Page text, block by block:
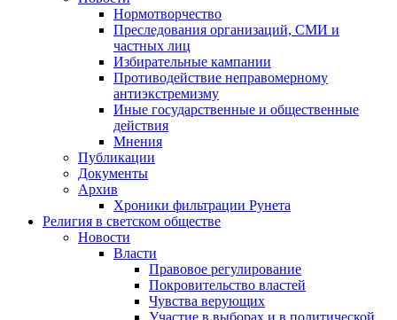
Нормотворчество
Преследования организаций, СМИ и
частных лиц
Избирательные кампании
Противодействие неправомерному
антиэкстремизму
Иные государственные и общественные
действия
Мнения
Публикации
Документы
Архив
Хроники фильтрации Рунета
Религия в светском обществе
Новости
Власти
Правовое регулирование
Покровительство властей
Чувства верующих